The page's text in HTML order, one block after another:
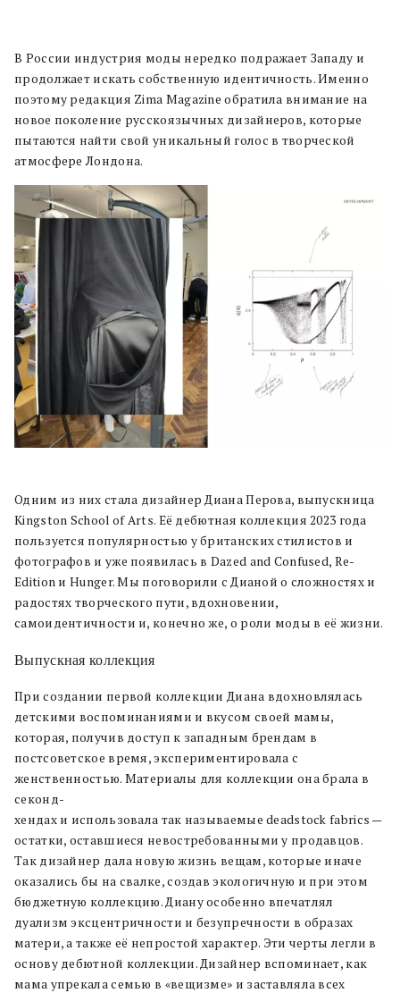
В России индустрия моды нередко подражает Западу и
продолжает искать собственную идентичность. Именно
поэтому редакция Zima Magazine обратила внимание на
новое поколение русскоязычных дизайнеров, которые
пытаются найти свой уникальный голос в творческой
атмосфере Лондона.
Одним из них стала дизайнер Диана Перова, выпускница
Kingston School of Arts. Её дебютная коллекция 2023 года
пользуется популярностью у британских стилистов и
фотографов и уже появилась в Dazed and Confused, Re-
Edition и Hunger. Мы поговорили с Дианой о сложностях и
радостях творческого пути, вдохновении,
самоидентичности и, конечно же, о роли моды в её жизни.
Выпускная коллекция
При создании первой коллекции Диана вдохновлялась
детскими воспоминаниями и вкусом своей мамы,
которая, получив доступ к западным брендам в
постсоветское время, экспериментировала с
женственностью. Материалы для коллекции она брала в
секонд-
хендах и использовала так называемые deadstock fabrics —
остатки, оставшиеся невостребованными у продавцов.
Так дизайнер дала новую жизнь вещам, которые иначе
оказались бы на свалке, создав экологичную и при этом
бюджетную коллекцию. Диану особенно впечатлял
дуализм эксцентричности и безупречности в образах
матери, а также её непростой характер. Эти черты легли в
основу дебютной коллекции. Дизайнер вспоминает, как
мама упрекала семью в «вещизме» и заставляла всех